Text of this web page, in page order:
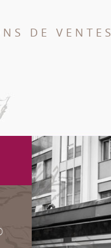
DE VENTES